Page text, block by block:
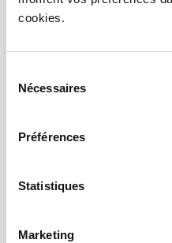
cookies.
Nécessaires
Préférences
Statistiques
Marketing
Mon